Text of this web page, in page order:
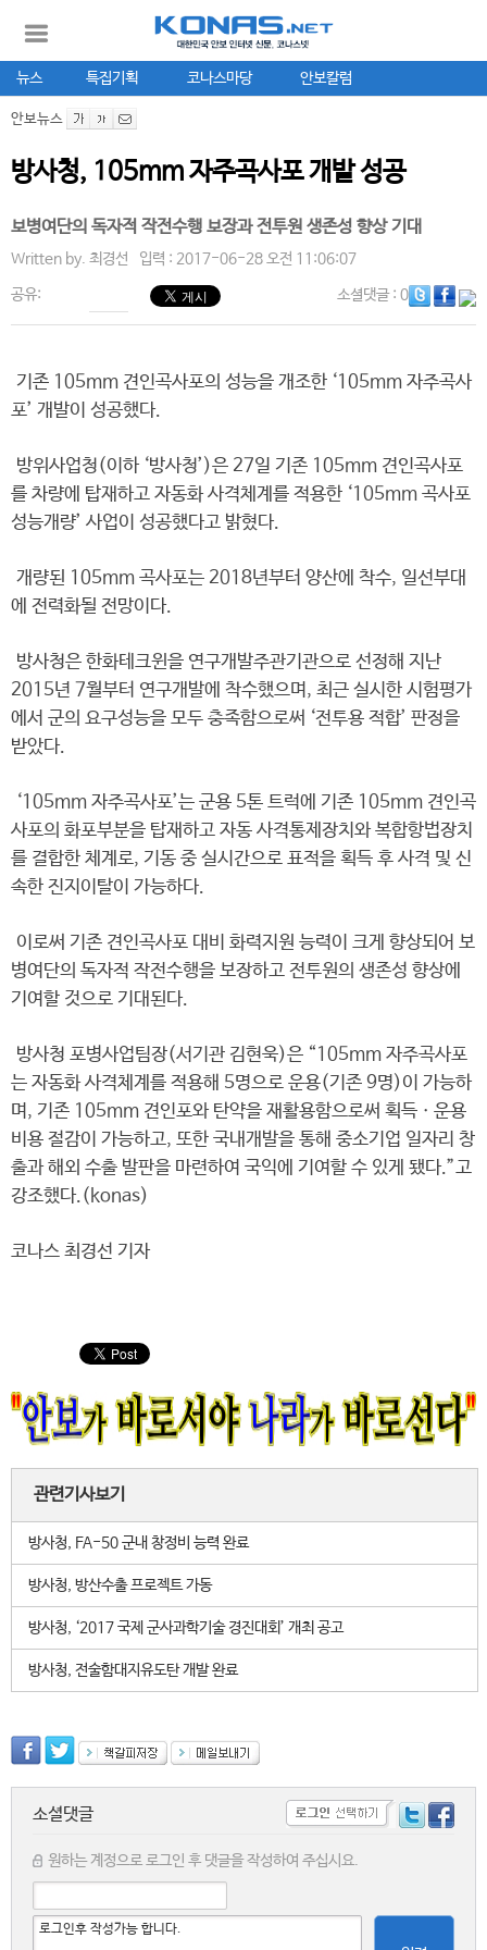
뉴스 특집기획 코나스마당 안보칼럼
안보뉴스
방사청, 105mm 자주곡사포 개발 성공
보병여단의 독자적 작전수행 보장과 전투원 생존성 향상 기대
Written by. 최경선 입력 : 2017-06-28 오전 11:06:07
공유: 소셜댓글: 0
기존 105mm 견인곡사포의 성능을 개조한 ‘105mm 자주곡사
포’ 개발이 성공했다.
방위사업청(이하 ‘방사청’)은 27일 기존 105mm 견인곡사포
를 차량에 탑재하고 자동화 사격체계를 적용한 ‘105mm 곡사포
성능개량’ 사업이 성공했다고 밝혔다.
개량된 105mm 곡사포는 2018년부터 양산에 착수, 일선부대
에 전력화될 전망이다.
방사청은 한화테크윈을 연구개발주관기관으로 선정해 지난
2015년 7월부터 연구개발에 착수했으며, 최근 실시한 시험평가
에서 군의 요구성능을 모두 충족함으로써 ‘전투용 적합’ 판정을
받았다.
‘105mm 자주곡사포’는 군용 5톤 트럭에 기존 105mm 견인곡
사포의 화포부분을 탑재하고 자동 사격통제장치와 복합항법장치
를 결합한 체계로, 기동 중 실시간으로 표적을 획득 후 사격 및 신
속한 진지이탈이 가능하다.
이로써 기존 견인곡사포 대비 화력지원 능력이 크게 향상되어 보
병여단의 독자적 작전수행을 보장하고 전투원의 생존성 향상에
기여할 것으로 기대된다.
방사청 포병사업팀장(서기관 김현욱)은 “105mm 자주곡사포
는 자동화 사격체계를 적용해 5명으로 운용(기존 9명)이 가능하
며, 기존 105mm 견인포와 탄약을 재활용함으로써 획득ㆍ운용
비용 절감이 가능하고, 또한 국내개발을 통해 중소기업 일자리 창
출과 해외 수출 발판을 마련하여 국익에 기여할 수 있게 됐다.”고
강조했다.(konas)
코나스 최경선 기자
관련기사보기
방사청, FA-50 군내 창정비 능력 완료
방사청, 방산수출 프로젝트 가동
방사청, ‘2017 국제 군사과학기술 경진대회’ 개최 공고
방사청, 전술함대지유도탄 개발 완료
소셜댓글
원하는 계정으로 로그인 후 댓글을 작성하여 주십시요.